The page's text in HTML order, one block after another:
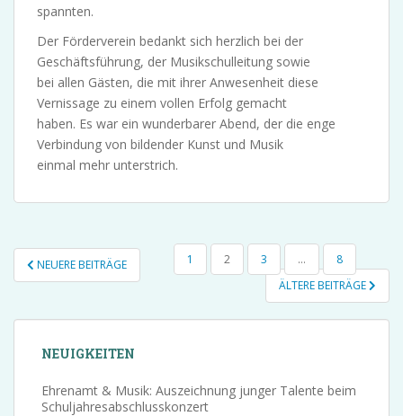
spannten.
Der Förderverein bedankt sich herzlich bei der
Geschäftsführung, der Musikschulleitung sowie
bei allen Gästen, die mit ihrer Anwesenheit diese
Vernissage zu einem vollen Erfolg gemacht
haben. Es war ein wunderbarer Abend, der die enge
Verbindung von bildender Kunst und Musik
einmal mehr unterstrich.
SEITENNUMMERIERUNG
DER
NEUERE BEITRÄGE 1 2 3 …
8
ÄLTERE BEITRÄGE
NEUIGKEITEN
Ehrenamt & Musik: Auszeichnung junger Talente beim
Schuljahresabschlusskonzert